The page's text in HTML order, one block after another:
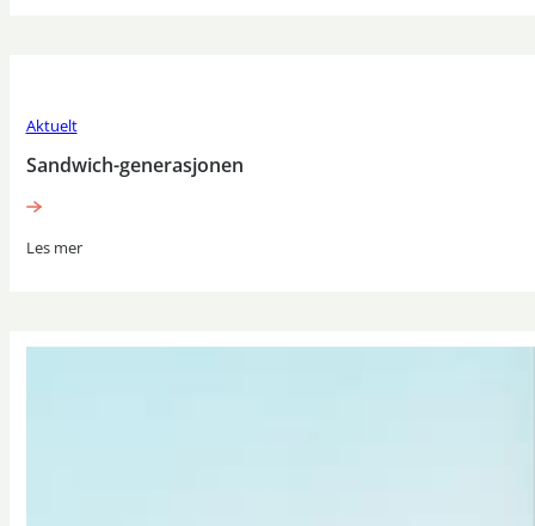
Aktuelt
Sandwich-generasjonen
Les mer